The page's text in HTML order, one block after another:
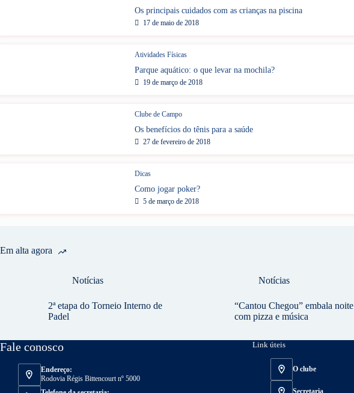
Os principais cuidados com as crianças na piscina
17 de maio de 2018
Atividades Físicas
Parque aquático: o que levar na mochila?
19 de março de 2018
Clube de Campo
Os benefícios do tênis para a saúde
27 de fevereiro de 2018
Dicas
Como jogar poker?
5 de março de 2018
Em alta agora
Notícias
2ª etapa do Torneio Interno de
Padel
Notícias
“Cantou Chegou” embala noite
com pizza e música
Fale conosco
Endereço:
Rodovia Régis Bittencourt nº 5000
Link úteis
O clube